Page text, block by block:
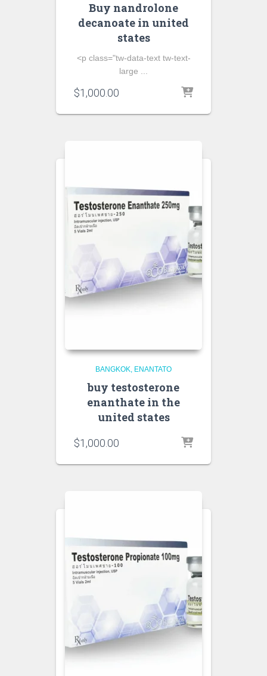
Buy nandrolone
decanoate in united
states
<p class="tw-data-text tw-text-
large ...
$1,000.00
BANGKOK ENANTATO
buy testosterone
enanthate in the
united states
$1,000.00